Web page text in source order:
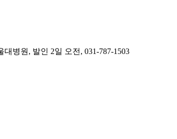
병원, 발인 2일 오전, 031-787-1503